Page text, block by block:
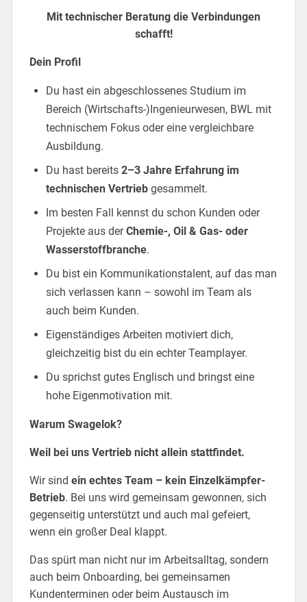
Mit technischer Beratung die Verbindungen
schafft!
Dein Profil
Du hast ein abgeschlossenes Studium im
Bereich (Wirtschafts-)Ingenieurwesen, BWL mit
technischem Fokus oder eine vergleichbare
Ausbildung.
Du hast bereits 2–3 Jahre Erfahrung im
technischen Vertriebgesammelt.
Im besten Fall kennst du schon Kunden oder
Projekte aus derChemie-, Oil & Gas- oder
Wasserstoffbranche.
Du bist ein Kommunikationstalent, auf das man
sich verlassen kann – sowohl im Team als
auch beim Kunden.
Eigenständiges Arbeiten motiviert dich,
gleichzeitig bist du ein echter Teamplayer.
Du sprichst gutes Englisch und bringst eine
hohe Eigenmotivation mit.
Warum Swagelok?
Weil bei uns Vertrieb nicht allein stattfindet.
Wir sind ein echtes Team – kein Einzelkämpfer-
Betrieb. Bei uns wird gemeinsam gewonnen, sich
gegenseitig unterstützt und auch mal gefeiert,
wenn ein großer Deal klappt.
Das spürt man nicht nur im Arbeitsalltag, sondern
auch beim Onboarding, bei gemeinsamen
Kundenterminen oder beim Austausch im